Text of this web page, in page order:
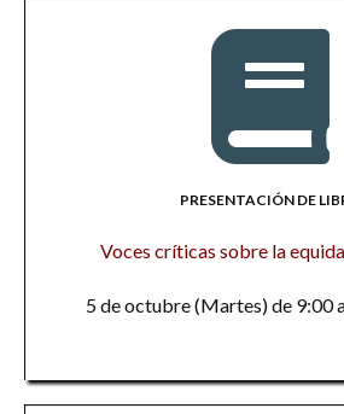
PRESENTACIÓN DE
Voces críticas sobre la
5 de octubre (Martes) de 9:00